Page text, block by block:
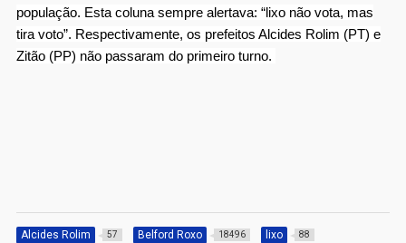
população. Esta coluna sempre alertava: “lixo não vota, mas
tira voto”. Respectivamente, os prefeitos Alcides Rolim (PT) e
Zitão (PP) não passaram do primeiro turno.
Alcides Rolim 57 Belford Roxo 18496 lixo 88